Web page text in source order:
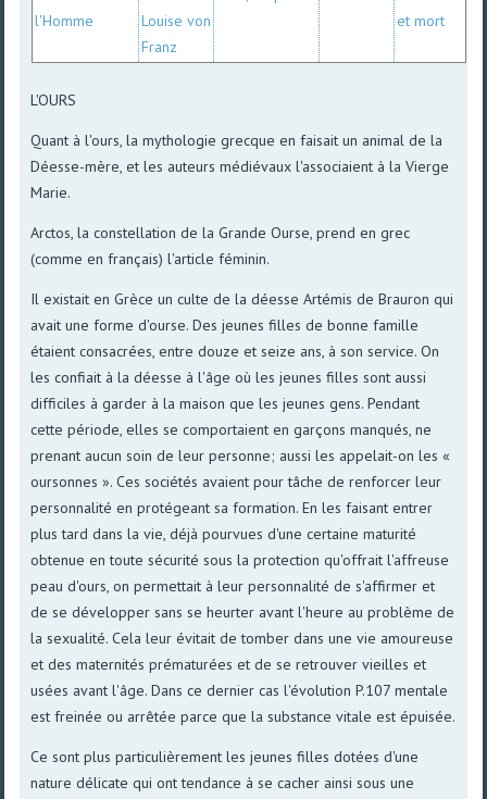
l'Homme
Louise von
Franz
et mort
L'OURS
Quant à l'ours, la mythologie grecque en faisait un animal de la
Déesse-mère, et les auteurs médiévaux l'associaient à la Vierge
Marie.
Arctos, la constellation de la Grande Ourse, prend en grec
(comme en français) l'article féminin.
Il existait en Grèce un culte de la déesse Artémis de Brauron qui
avait une forme d'ourse. Des jeunes filles de bonne famille
étaient consacrées, entre douze et seize ans, à son service. On
les confiait à la déesse à l'âge où les jeunes filles sont aussi
difficiles à garder à la maison que les jeunes gens. Pendant
cette période, elles se comportaient en garçons manqués, ne
prenant aucun soin de leur personne; aussi les appelait-on les «
oursonnes ». Ces sociétés avaient pour tâche de renforcer leur
personnalité en protégeant sa formation. En les faisant entrer
plus tard dans la vie, déjà pourvues d'une certaine maturité
obtenue en toute sécurité sous la protection qu'offrait l'affreuse
peau d'ours, on permettait à leur personnalité de s'affirmer et
de se développer sans se heurter avant l'heure au problème de
la sexualité. Cela leur évitait de tomber dans une vie amoureuse
et des maternités prématurées et de se retrouver vieilles et
usées avant l'âge. Dans ce dernier cas l'évolution P.107 mentale
est freinée ou arrêtée parce que la substance vitale est épuisée.
Ce sont plus particulièrement les jeunes filles dotées d'une
nature délicate qui ont tendance à se cacher ainsi sous une